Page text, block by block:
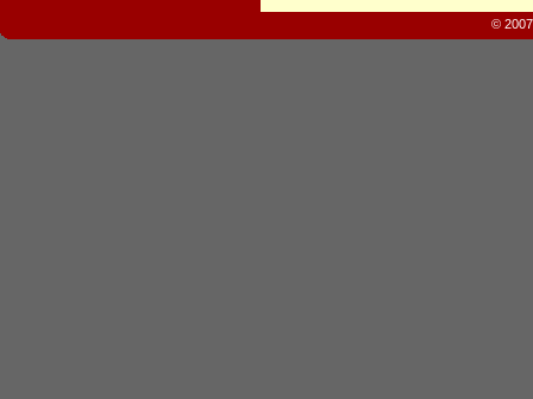
©